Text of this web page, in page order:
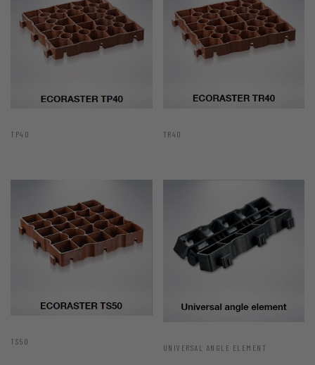
TP40 TR40
TS50
UNIVERSAL ANGLE ELEMENT